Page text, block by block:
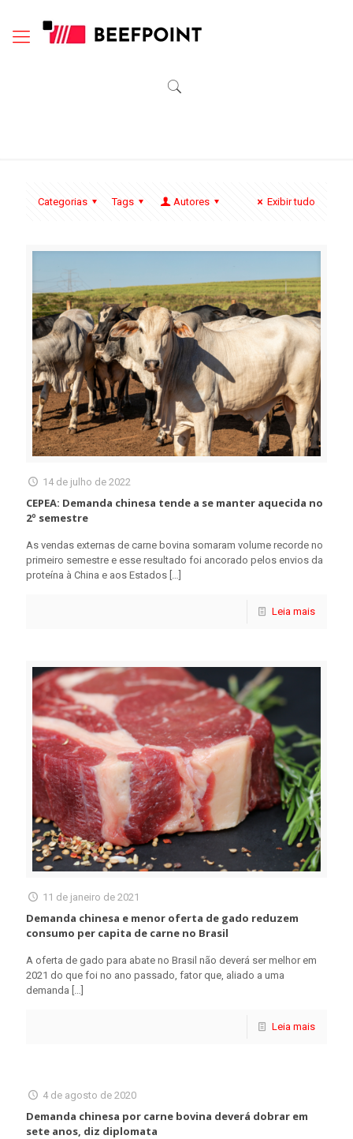
Categorias Tags Autores Exibir tudo
14 de julho de 2022
CEPEA: Demanda chinesa tende a se manter aquecida no
2º semestre
As vendas externas de carne bovina somaram volume recorde no
primeiro semestre e esse resultado foi ancorado pelos envios da
proteína à China e aos Estados […]
Leia mais
11 de janeiro de 2021
Demanda chinesa e menor oferta de gado reduzem
consumo per capita de carne no Brasil
A oferta de gado para abate no Brasil não deverá ser melhor em
2021 do que foi no ano passado, fator que, aliado a uma
demanda […]
Leia mais
4 de agosto de 2020
Demanda chinesa por carne bovina deverá dobrar em
sete anos, diz diplomata